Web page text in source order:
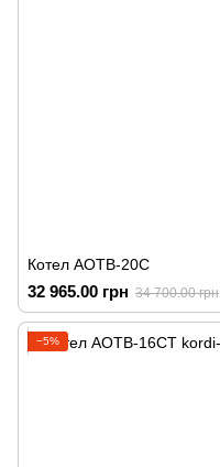
Котел АОТВ-20С
32 965.00 грн 34 700.00 грн
−5%